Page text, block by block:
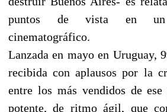
puntos de vista en un
cinematográfico.
Lanzada en mayo en Uruguay,
recibida con aplausos por la
entre los más vendidos de
potente, de ritmo ágil, que